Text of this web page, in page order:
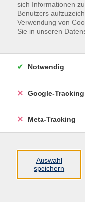
Über uns
sich Informationen
Benutzers
Verwendung von
Sie in unseren
Notwendig
Google-Tracking
Meta-Tracking
Auswahl
speichern